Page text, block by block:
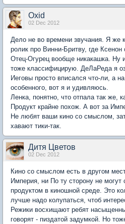
Oxid
02 Dec 2012
Дело не во времени звучания. Я же
ролик про Винни-Бритву, где
Отец-Огурец вообще никакашка. Ну
тоже классифицирую. ДеЛаРеда я
Иеговы просто вписался что-ли, а
особенного, вот я и удивляюсь.
Ленка, понятно, что отпала так же,
Продукт крайне похож. А вот за
Не любят ваши кино со смыслом,
хавают тики-так.
Дитя Цветов
02 Dec 2012
Кино со смыслом есть в другом
Империя, ни По ту сторону не могут
продуктом в киношной среде. Это
лучше надо колупаться, чтоб
Режики восхищают ребят
говорят - пиздатой задумкой. Но